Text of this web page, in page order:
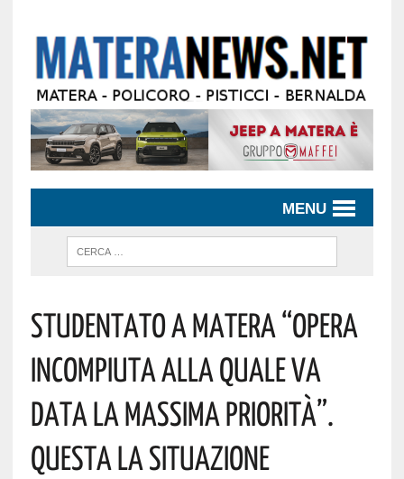
MENU
Studentato A Matera “opera
Incompiuta Alla Quale Va
Data La Massima Priorità”.
Questa La Situazione